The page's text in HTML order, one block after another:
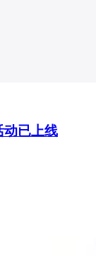
动已上线